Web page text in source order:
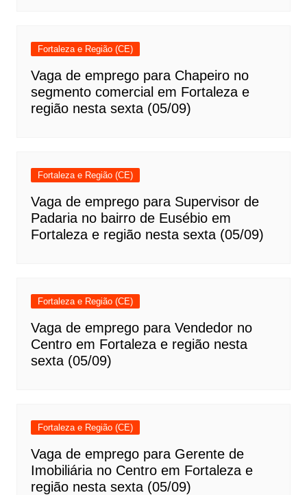
Fortaleza e Região (CE)
Vaga de emprego para Chapeiro no
segmento comercial em Fortaleza e
região nesta sexta (05/09)
Fortaleza e Região (CE)
Vaga de emprego para Supervisor de
Padaria no bairro de Eusébio em
Fortaleza e região nesta sexta (05/09)
Fortaleza e Região (CE)
Vaga de emprego para Vendedor no
Centro em Fortaleza e região nesta
sexta (05/09)
Fortaleza e Região (CE)
Vaga de emprego para Gerente de
Imobiliária no Centro em Fortaleza e
região nesta sexta (05/09)